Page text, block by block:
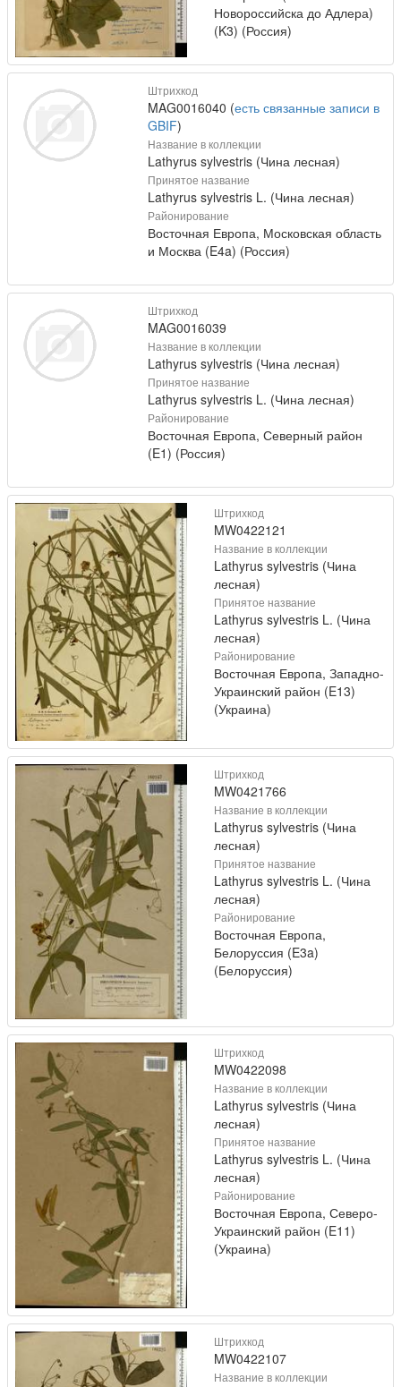
Новороссийска до Адлера)
(K3) (Россия)
Штрихкод
MAG0016040 (есть связанные записи в
GBIF)
Название в коллекции
Lathyrus sylvestris (Чина лесная)
Принятое название
Lathyrus sylvestris L. (Чина лесная)
Районирование
Восточная Европа, Московская область
и Москва (E4a) (Россия)
Штрихкод
MAG0016039
Название в коллекции
Lathyrus sylvestris (Чина лесная)
Принятое название
Lathyrus sylvestris L. (Чина лесная)
Районирование
Восточная Европа, Северный район
(E1) (Россия)
Штрихкод
MW0422121
Название в коллекции
Lathyrus sylvestris (Чина
лесная)
Принятое название
Lathyrus sylvestris L. (Чина
лесная)
Районирование
Восточная Европа, Западно-
Украинский район (E13)
(Украина)
Штрихкод
MW0421766
Название в коллекции
Lathyrus sylvestris (Чина
лесная)
Принятое название
Lathyrus sylvestris L. (Чина
лесная)
Районирование
Восточная Европа,
Белоруссия (E3a)
(Белоруссия)
Штрихкод
MW0422098
Название в коллекции
Lathyrus sylvestris (Чина
лесная)
Принятое название
Lathyrus sylvestris L. (Чина
лесная)
Районирование
Восточная Европа, Северо-
Украинский район (E11)
(Украина)
Штрихкод
MW0422107
Название в коллекции